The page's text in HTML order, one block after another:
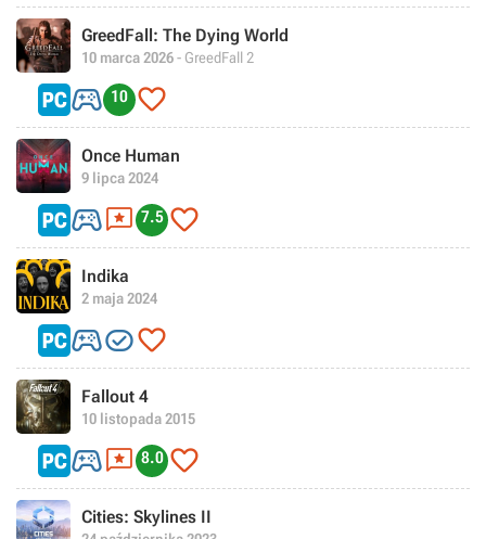
GreedFall: The Dying World
10 marca 2026- GreedFall 2
 10 
Once Human
9 lipca 2024
 7.5 
Indika
2 maja 2024

Fallout 4
10 listopada 2015
 8.0 
Cities: Skylines II